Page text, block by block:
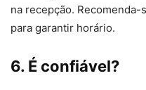
na recepção.
para garantir horário.
6. É confiável?